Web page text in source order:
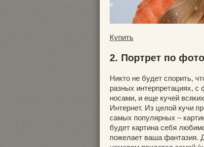
Купить
2. Портрет по
Никто не будет спорить,
разных интерпретациях,
носами, и еще кучей
Интернет. Из целой кучи
самых популярных –
будет картина себя
пожелает ваша фантазия.